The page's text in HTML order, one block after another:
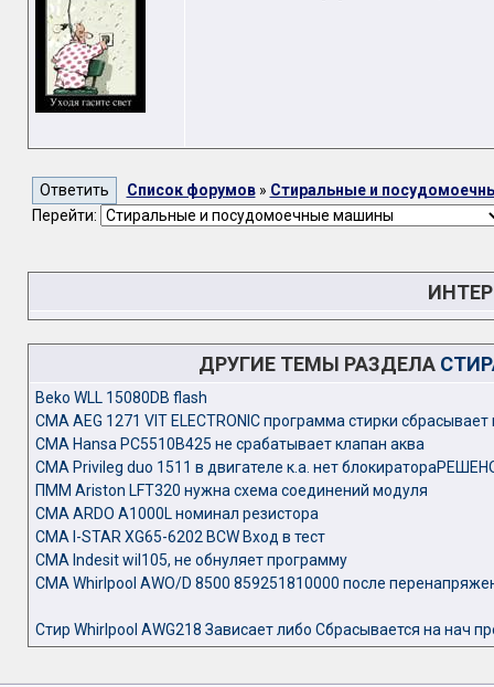
Список форумов» Стиральные и
Перейти:
ДРУГИЕ ТЕМЫ РАЗДЕЛА
Beko WLL 15080DB flash
CMA AEG 1271 VIT ELECTRONIC программа стирки сбрасывает
CMA Hansa PC5510B425 не срабатывает клапан аква
CMA Privileg duo 1511 в двигателе к.а. нет
ПММ Ariston LFT320 нужна схема соединений модуля
СМА ARDO A1000L номинал резистора
СМА I-STAR XG65-6202 BCW Вход в тест
СМА Indesit wil105, не обнуляет программу
СМА Whirlpool AWO/D 8500 859251810000 после
Стир Whirlpool AWG218 Зависает либо Сбрасывается на нач